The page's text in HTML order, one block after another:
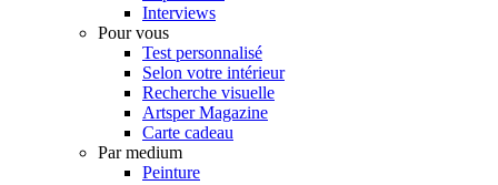
Interviews
Pour vous
Test personnalisé
Selon votre intérieur
Recherche visuelle
Artsper Magazine
Carte cadeau
Par medium
Peinture